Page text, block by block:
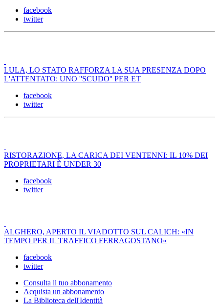
facebook
twitter
LULA, LO STATO RAFFORZA LA SUA PRESENZA DOPO
L'ATTENTATO: UNO ''SCUDO'' PER ET
facebook
twitter
RISTORAZIONE, LA CARICA DEI VENTENNI: IL 10% DEI
PROPRIETARI È UNDER 30
facebook
twitter
ALGHERO, APERTO IL VIADOTTO SUL CALICH: «IN
TEMPO PER IL TRAFFICO FERRAGOSTANO»
facebook
twitter
Consulta il tuo abbonamento
Acquista un abbonamento
La Biblioteca dell'Identità